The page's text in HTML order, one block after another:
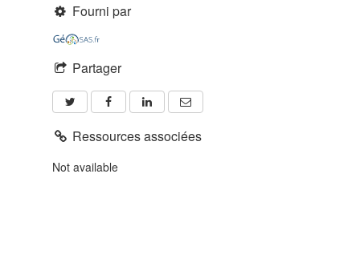
Fourni par
Partager
Ressources associées
Not available